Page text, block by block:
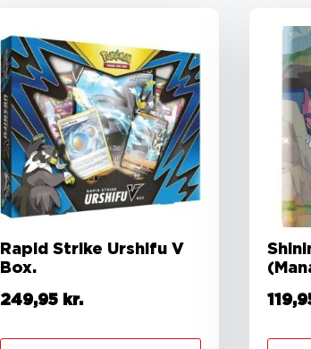
Rapid Strike Urshifu V
Box.
249,95 kr.